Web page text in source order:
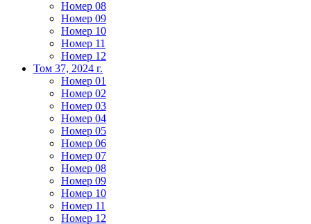
Номер 08
Номер 09
Номер 10
Номер 11
Номер 12
Том 37, 2024 г.
Номер 01
Номер 02
Номер 03
Номер 04
Номер 05
Номер 06
Номер 07
Номер 08
Номер 09
Номер 10
Номер 11
Номер 12